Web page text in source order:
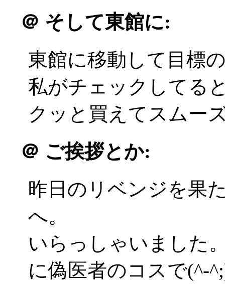
＠ そして東館に:
東館に移動して目標
私がチェックしてる
クッと買えてスムー
＠ ご挨拶とか:
昨日のリベンジを果
へ。
いらっしゃいました
に偽医者のコスで(^-